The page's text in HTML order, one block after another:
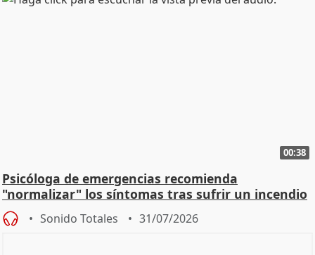
00:38
Psicóloga de emergencias recomienda
"normalizar" los síntomas tras sufrir un incendio
Sonido Totales 31/07/2026